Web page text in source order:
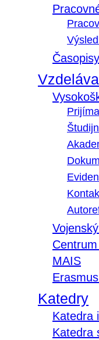
Časopisy
MAIS
Katedry
Katedra
Katedra